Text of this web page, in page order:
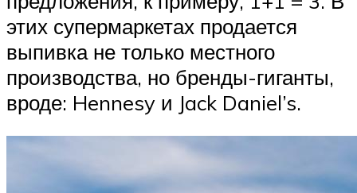
этих супермаркетах продается
выпивка не только местного
производства, но бренды-гиганты,
вроде: Hennesy и Jack Daniel’s.